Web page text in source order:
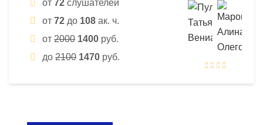
от 72 слушателей
от 72 до 108 ак. ч.
от 2000 1400 руб.
до 2100 1470 руб.